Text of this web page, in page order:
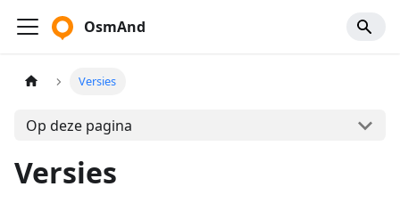
OsmAnd
Versies
Op deze pagina
Versies